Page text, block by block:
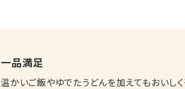
一品満足
温かいご飯やゆでたうどんを加えてもおいしく